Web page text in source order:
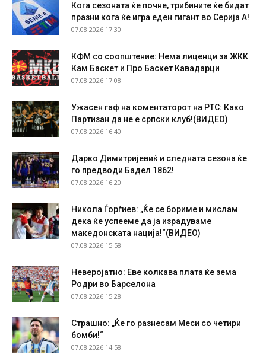
Кога сезоната ќе почне, трибините ќе бидат
празни кога ќе игра еден гигант во Серија А!
07.08.2026 17:30
КФМ со соопштение: Нема лиценци за ЖКК
Кам Баскет и Про Баскет Кавадарци
07.08.2026 17:08
Ужасен гаф на коментаторот на РТС: Како
Партизан да не е српски клуб!(ВИДЕО)
07.08.2026 16:40
Дарко Димитријевиќ и следната сезона ќе
го предводи Бадел 1862!
07.08.2026 16:20
Никола Ѓорѓиев: „Ќе се бориме и мислам
дека ќе успееме да ја израдуваме
македонската нација!“(ВИДЕО)
07.08.2026 15:58
Неверојатно: Еве колкава плата ќе зема
Родри во Барселона
07.08.2026 15:28
Страшно: „Ќе го разнесам Меси со четири
бомби!“
07.08.2026 14:58